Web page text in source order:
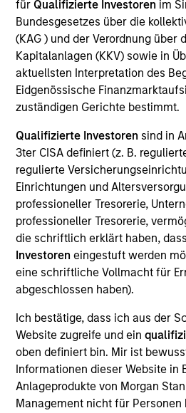
für Qualifizierte Investoren im
Bundesgesetzes über die
(KAG ) und der Verordnung über
Kapitalanlagen (KKV) sowie in
aktuellsten Interpretation des
Eidgenössische
zuständigen Gerichte bestimmt.
Qualifizierte Investoren sind in
3ter CISA definiert (z. B.
regulierte
Einrichtungen und
professioneller Tresorerie,
professioneller Tresorerie,
die schriftlich erklärt haben,
Investoren eingestuft werden
eine schriftliche Vollmacht für
abgeschlossen haben).
Ich bestätige, dass ich aus der
Website zugreife und ein
oben definiert bin. Mir ist
Informationen dieser Website in
Anlageprodukte von Morgan
Management nicht für
United States
Invested on
Jun 1995
Transaction Type
Follow-On
Realization Date
Jan 1997
Cytyc (NASDAQ:CYTC) develops
cervical cancer screening.
Investment Team
Morgan Stanley Expansion